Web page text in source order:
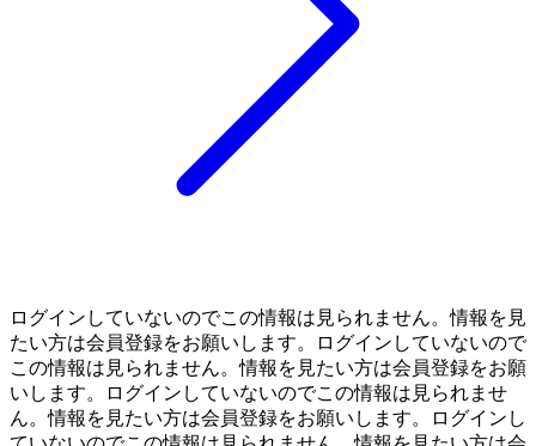
ログインしていないのでこの情報は見られません。情報を見
たい方は会員登録をお願いします。ログインしていないので
この情報は見られません。情報を見たい方は会員登録をお願
いします。ログインしていないのでこの情報は見られませ
ん。情報を見たい方は会員登録をお願いします。ログインし